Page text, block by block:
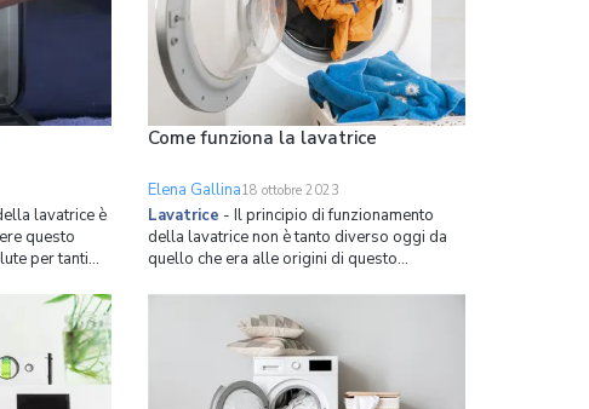
lavatrice è
questo
per tanti
propri capi.
come pulire
le varie parti della lavatrice: Pulizia del
Come funziona la lavatrice
Elena Gallina18 ottobre 2023
Lavatrice - Il principio di funzionamento
della lavatrice non è tanto diverso oggi da
quello che era alle origini di questo
movimentare i panni sporchi fino a che non
vengono puliti, dopodiché vengono anche